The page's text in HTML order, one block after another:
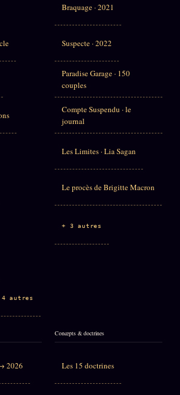
4 autres
Braquage · 2021
Suspecte · 2022
Paradise Garage · 150
couples
Compte Suspendu · le
journal
Les Limites · Lia Sagan
Le procès de Brigitte Macron
+ 3 autres
2026
Concepts & doctrines
Les 15 doctrines